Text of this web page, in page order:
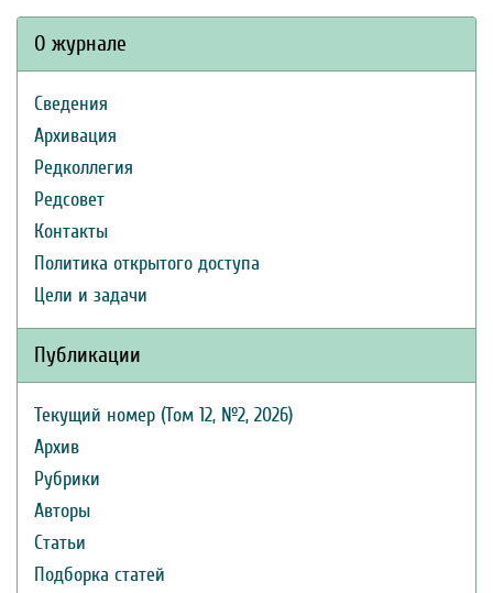
О журнале
Сведения
Архивация
Редколлегия
Редсовет
Контакты
Политика открытого доступа
Цели и задачи
Публикации
Текущий номер (Том 12, №2, 2026)
Архив
Рубрики
Авторы
Статьи
Подборка статей